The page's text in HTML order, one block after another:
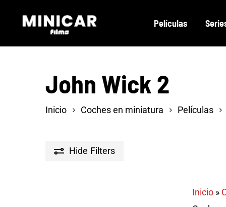
Películas
John Wick 2
Inicio Coches en miniatura Películas
Hide Filters
Inicio »